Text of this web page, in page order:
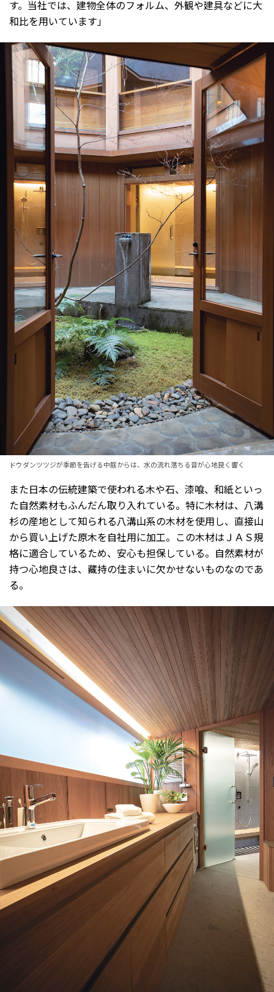
す。当社では、建物全体のフォルム、外観や建具などに大
和比を用いています」
ドウダンツツジが季節を告げる中庭からは、水の流れ落ちる音が心地良く響く
また日本の伝統建築で使われる木や石、漆喰、和紙といっ
た自然素材もふんだん取り入れている。特に木材は、八溝
杉の産地として知られる八溝山系の木材を使用し、直接山
から買い上げた原木を自社用に加工。この木材はＪＡＳ規
格に適合しているため、安心も担保している。自然素材が
持つ心地良さは、藏持の住まいに欠かせないものなのであ
る。